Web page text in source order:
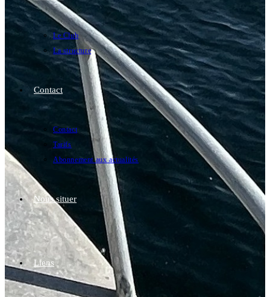
Le Club
La structure
Contact
Contact
Tarifs
Abonnement aux actualités
Nous situer
Liens